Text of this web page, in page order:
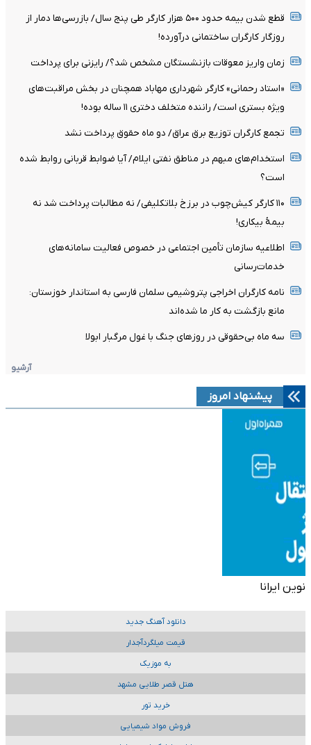
قطع شدن بیمه حدود ۵۰۰ هزار کارگر طی پنج سال/ بازرسی‌ها دمار از
روزگار کارگران ساختمانی درآورده!
زمان واریز معوقات بازنشستگان مشخص شد؟/ رایزنی برای پرداخت
«استاد رحمانی» کارگر شهرداری مهاباد همچنان در بخش مراقبت‌های
ویژه بستری است/ راننده متخلف دختری ۱۱ ساله بوده!
تجمع کارگران توزیع برق عراق/ دو ماه حقوق پرداخت نشد
استخدام‌های مبهم در مناطق نفتی ایلام/ آیا ضوابط قربانی روابط شده
است؟
۱۱۰ کارگر کیش‌چوب در برزخ بلاتکلیفی/ نه مطالبات پرداخت شد نه
بیمۀ بیکاری!
اطلاعیه سازمان تأمین اجتماعی در خصوص فعالیت سامانه‌های
خدمات‌رسانی
نامه کارگران اخراجی پتروشیمی سلمان فارسی به استاندار خوزستان:
مانع بازگشت به کار ما شده‌اند
سه ماه بی‌حقوقی در روزهای جنگ با غول مرگبار ابولا
آرشیو
پیشنهاد امروز
نوین ایرانا
دانلود آهنگ جدید
قیمت میلگردآجدار
به موزیک
هتل قصر طلایی مشهد
خرید تور
فروش مواد شیمیایی